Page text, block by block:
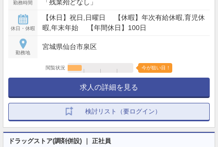
勤務時間
「残業殆どなし」
休日・休暇
【休日】祝日,日曜日 【休暇】年次有給休暇,育児休
暇,年末年始 【年間休日】100日
勤務地
宮城県仙台市泉区
閲覧状況 今が狙い目！
求人の詳細を見る
検討リスト（要ログイン）
ドラッグストア(調剤併設) ｜ 正社員